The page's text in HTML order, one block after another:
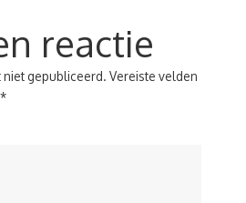
reactie
niet gepubliceerd. Vereiste velden
*